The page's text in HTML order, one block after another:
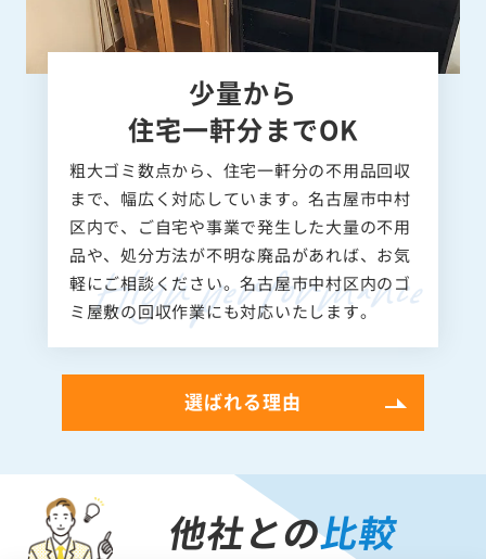
少量から
住宅一軒分までOK
粗大ゴミ数点から、住宅一軒分の不用品回収
まで、幅広く対応しています。名古屋市中村
区内で、ご自宅や事業で発生した大量の不用
品や、処分方法が不明な廃品があれば、お気
軽にご相談ください。名古屋市中村区内のゴ
ミ屋敷の回収作業にも対応いたします。
選ばれる理由
他社との比較